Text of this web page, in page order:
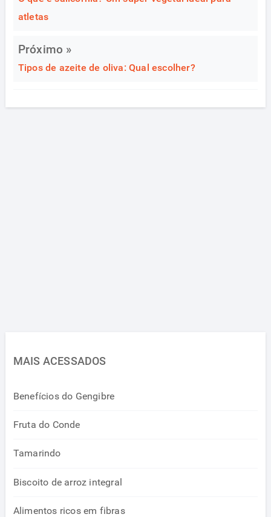
atletas
Próximo »
Tipos de azeite de oliva: Qual escolher?
MAIS ACESSADOS
Benefícios do Gengibre
Fruta do Conde
Tamarindo
Biscoito de arroz integral
Alimentos ricos em fibras